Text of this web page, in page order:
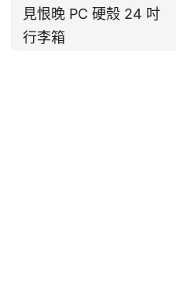
見恨晚 PC 硬殼 24 吋
行李箱